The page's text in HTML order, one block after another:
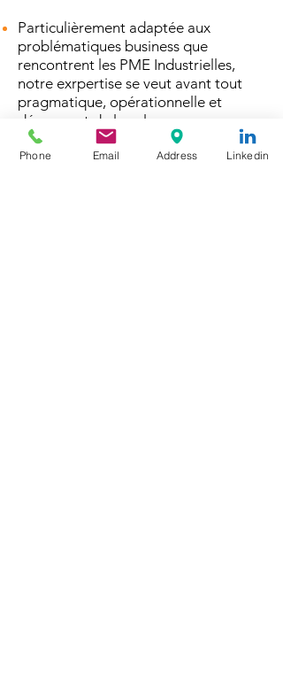
Particulièrement adaptée aux
problématiques business que
rencontrent les PME Industrielles,
notre exrpertise se veut avant tout
pragmatique, opérationnelle et
dégageant de la valeur pour
l’entreprise en identifiant les
dispositifs publics qui apporteront de
Phone Email Address Linkedin